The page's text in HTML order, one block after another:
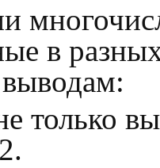
в
только